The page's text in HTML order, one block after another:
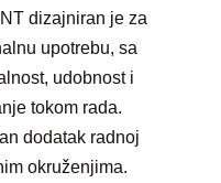
dizajniran je za
upotrebu, sa
udobnost i
tokom rada.
dodatak radnoj
okruženjima.